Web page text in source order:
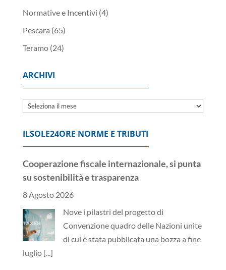
Normative e Incentivi (4)
Pescara (65)
Teramo(24)
ARCHIVI
Archivi
ILSOLE24ORE NORME E TRIBUTI
Cooperazione fiscale internazionale, si punta
su sostenibilità e trasparenza
8 Agosto 2026
Nove i pilastri del progetto di
Convenzione quadro delle Nazioni unite
di cui è stata pubblicata una bozza a fine
luglio [...]